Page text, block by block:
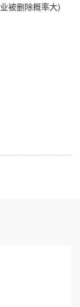
被删除概率大)